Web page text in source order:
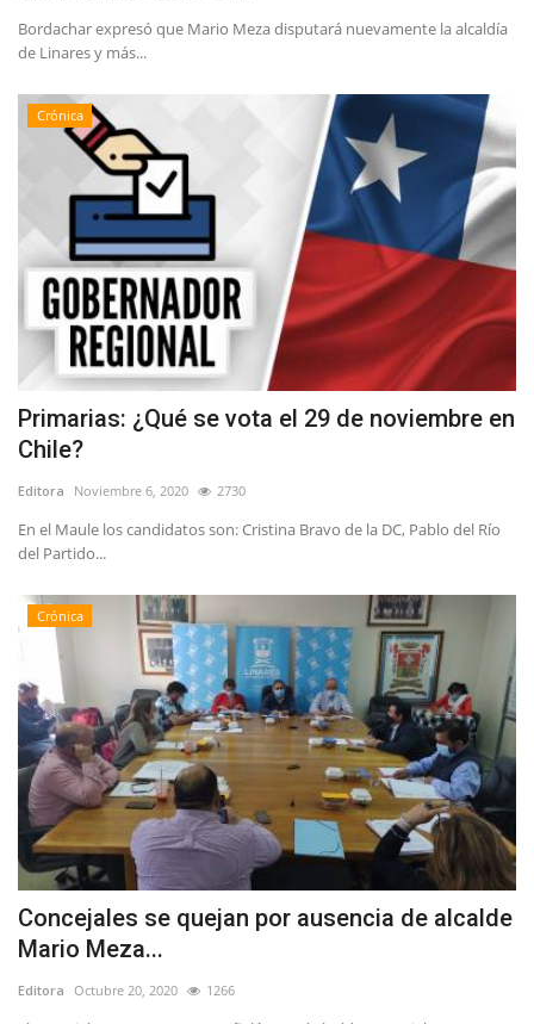
Bordachar expresó que Mario Meza disputará nuevamente la alcaldía
de Linares y más...
Crónica
Primarias: ¿Qué se vota el 29 de noviembre en
Chile?
Editora Noviembre 6, 2020 2730
En el Maule los candidatos son: Cristina Bravo de la DC, Pablo del Río
del Partido...
Crónica
Concejales se quejan por ausencia de alcalde
Mario Meza...
Editora Octubre 20, 2020 1266